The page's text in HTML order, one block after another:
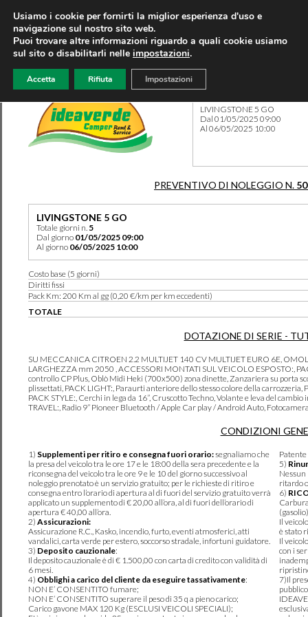
LIVINGSTONE 5 GO
Dal 01/05/2025 09:00
Al 06/05/2025 10:00
PREVENTIVO DI NOLEGGIO N.
LIVINGSTONE 5 GO
Totale giorni n. 5
Dal giorno 01/05/2025 09:00
Al giorno 06/05/2025 10:00
Costo base (5 giorni)
Diritti fissi
Pack Km: 200 Km al gg (0,20 €/km per km eccedenti)
TOTALE
DOTAZIONE DI SERIE -
SU MECCANICA CITROEN 2.2 MULTIJET 140 CV MULTIJET EURO 6E,
LARGHEZZA mm 2050 , ACCESSORI MONTATI SUL VEICOLO ESPOSTO:,
controllo CP Plus, Oblò Midi Heki (700x500) zona dinette, Zanzariera su porta
plissettati, PACK LIGHT:, Paraurti anteriore dello stesso colore della
PACK STYLE:, Cerchi in lega da 16”, Cruscotto Techno, Volante e leva del
TRAVEL:, Radio 9” Pioneer Bluetooth / Apple Car play / Android Auto,
CONDIZIONI
1) Supplementi per ritiro e consegna fuori orario:segnaliamo che
la presa del veicolo tra le ore 17 e le 18:00 della sera precedente e la
riconsegna del veicolo tra le ore 9 e le 10 del giorno successivo al
noleggio prenotato è un servizio gratuito; per le richieste di ritiro e
consegna entro l’orario di apertura al di fuori del servizio gratuito verrà
applicato un supplemento di € 20,00 all’ora, al di fuori dell’orario di
apertura € 40,00 all’ora.
2) Assicurazioni:
Assicurazione R.C., Kasko, incendio, furto, eventi atmosferici, atti
vandalici, carta verde per estero, soccorso stradale, infortuni guidatore.
3) Deposito cauzionale:
Il deposito cauzionale è di € 1.500,00 con carta di credito con validità di
6 mesi.
4) Obblighi a carico del cliente da eseguire tassativamente:
NON E’ CONSENTITO fumare;
NON E’ CONSENTITO superare il peso di 35 q a pieno carico;
Carico gavone MAX 120 Kg (ESCLUSI VEICOLI SPECIALI);
Patente
5)
Nessun
ritardo
6)
Il
è stato
Il
con i
7)Il
Usiamo i cookie per fornirti la miglior esperienza d'uso e
navigazione sul nostro sito web.
Puoi trovare altre informazioni riguardo a quali cookie usiamo
sul sito o disabilitarli nelle impostazioni.
Accetta Rifiuta Impostazioni